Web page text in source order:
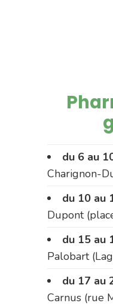
du 6 au
Charignon-
du 10 au
Dupont
du 15 au
Palobart
du 17 au
Carnus (rue